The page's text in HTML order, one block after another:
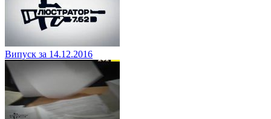
Випуск за 14.12.2016